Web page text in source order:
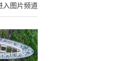
入图片频道